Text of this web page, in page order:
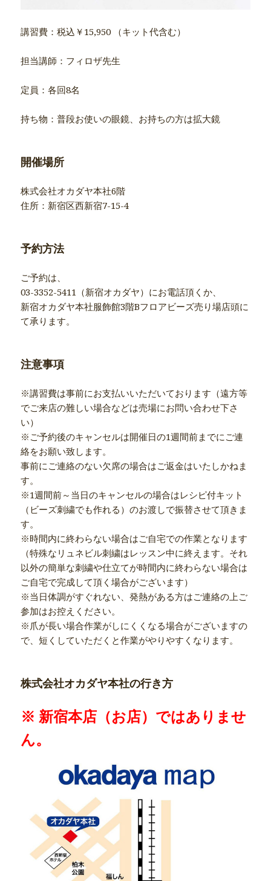
講習費：税込￥15,950 （キット代含む）
担当講師：フィロザ先生
定員：各回8名
持ち物：普段お使いの眼鏡、お持ちの方は拡大鏡
開催場所
株式会社オカダヤ本社6階
住所：新宿区西新宿7-15-4
予約方法
ご予約は、
03-3352-5411（新宿オカダヤ）にお電話頂くか、
新宿オカダヤ本社服飾館3階Bフロアビーズ売り場店頭に
て承ります。
注意事項
※講習費は事前にお支払いいただいております（遠方等
でご来店の難しい場合などは売場にお問い合わせ下さ
い）
※ご予約後のキャンセルは開催日の1週間前までにご連
絡をお願い致します。
事前にご連絡のない欠席の場合はご返金はいたしかねま
す。
※1週間前～当日のキャンセルの場合はレシピ付キット
（ビーズ刺繍でも作れる）のお渡しで振替させて頂きま
す。
※時間内に終わらない場合はご自宅での作業となります
（特殊なリュネビル刺繍はレッスン中に終えます。それ
以外の簡単な刺繍や仕立てが時間内に終わらない場合は
ご自宅で完成して頂く場合がございます）
※当日体調がすぐれない、発熱がある方はご連絡の上ご
参加はお控えください。
※爪が長い場合作業がしにくくなる場合がございますの
で、短くしていただくと作業がやりやすくなります。
株式会社オカダヤ本社の行き方
※ 新宿本店（お店）ではありませ
ん。